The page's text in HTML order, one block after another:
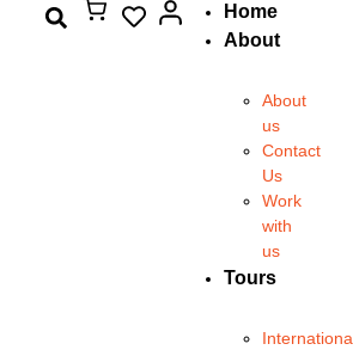
Home
About
About
us
Contact
Us
Work
with
us
Tours